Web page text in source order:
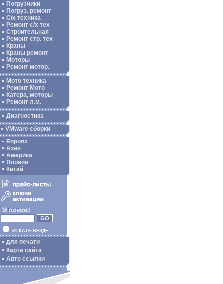
Погрузчики
Погруз. ремонт
С/х техника
Ремонт с/х тех
Строительная
Ремонт стр. тех
Краны
Краны ремонт
Моторы
Ремонт мотор.
Мото техника
Ремонт Мото
Катера, моторы
Ремонт л.м.
Диагностика
VMware сборки
Европа
Азия
Америка
Япония
Китай
ИСКАТЬ ВЕЗДЕ
для печати
Карта сайта
Авто ссылки